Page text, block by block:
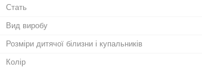
Стать
Вид виробу
Розміри дитячої білизни і купальників
Колір